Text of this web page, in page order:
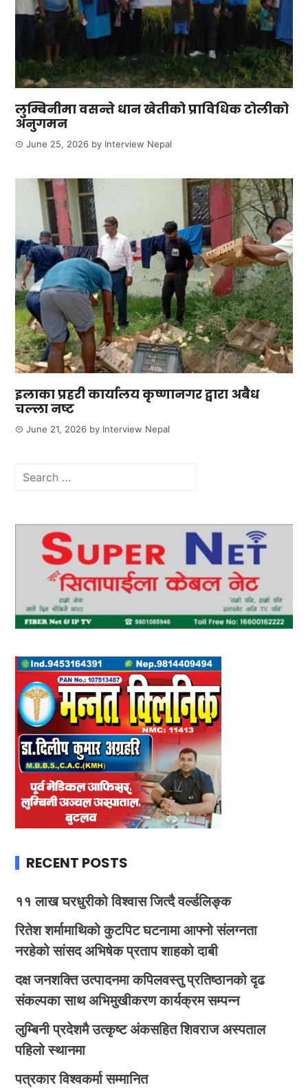
लुम्बिनीमा वसन्ते धान खेतीको प्राविधिक टोलीको
अनुगमन
June 25, 2026 by Interview Nepal
इलाका प्रहरी कार्यालय कृष्णानगर द्वारा अबैध
चल्ला नष्ट
June 21, 2026 by Interview Nepal
Search
RECENT POSTS
११ लाख घरधुरीको विश्वास जित्दै वर्ल्डलिङ्क
रितेश शर्मामाथिको कुटपिट घटनामा आफ्नो संलग्नता
नरहेको सांसद अभिषेक प्रताप शाहको दाबी
दक्ष जनशक्ति उत्पादनमा कपिलवस्तु प्रतिष्ठानको दृढ
संकल्पका साथ अभिमुखीकरण कार्यक्रम सम्पन्न
लुम्बिनी प्रदेशमै उत्कृष्ट अंकसहित शिवराज अस्पताल
पहिलो स्थानमा
पत्रकार विश्वकर्मा सम्मानित